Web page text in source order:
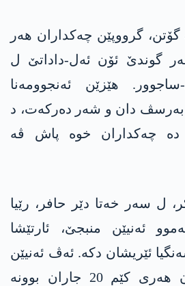
گرووپێن چەکداران ھەر
گوندێ ئۆن ئەل-داداتێ ل
ھێزێن ئەنجوومەنا
بەرسڤ دان و شەر دەرکەت، د
دە چەکداران خوە پاش ڤە
ل سەر خەتا دێر حافر، رێیا
ئەنیێن منبجێ، ئارتێشا
ئێریشان دکە. ئەڤ ئەنیێن
ھان ب رێیا درۆنان ھەری کێم 20 جاران بوونە